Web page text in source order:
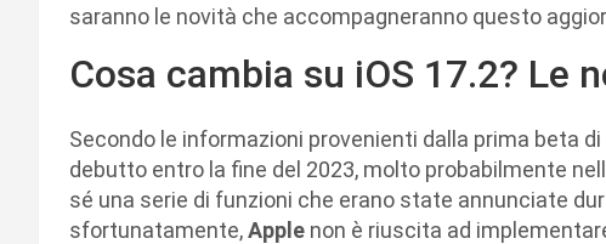
saranno le novità che accompagneranno questo
Cosa cambia su iOS 17.2? Le
Secondo le informazioni provenienti dalla prima beta di
debutto entro la fine del 2023, molto probabilmente
sé una serie di funzioni che erano state annunciate
sfortunatamente,Apple non è riuscita ad